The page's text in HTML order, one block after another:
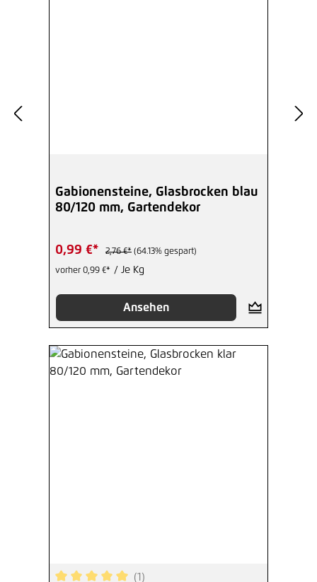
Gabionensteine, Glasbrocken blau
80/120 mm, Gartendekor
0,99 €* 2,76 €* (64.13% gespart)
vorher 0,99 €* / Je Kg
Ansehen
(1)